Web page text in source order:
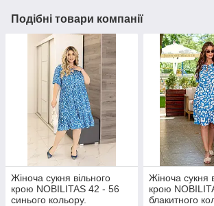
Подібні товари компанії
Жіноча сукня вільного
крою NOBILITAS 42 - 56
синього кольору.
Жіноча сукня
крою
блакитного